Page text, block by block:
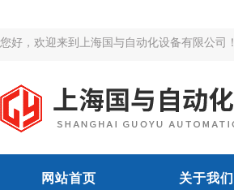
您好，欢迎来到上海国与自动化设备有限公司！
网站首页 关于我们